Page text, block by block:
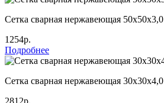
Сетка сварная нержавеющая 50х50х3,0
1254р.
Подробнее
Сетка сварная нержавеющая 30х30х4,0
2812р.